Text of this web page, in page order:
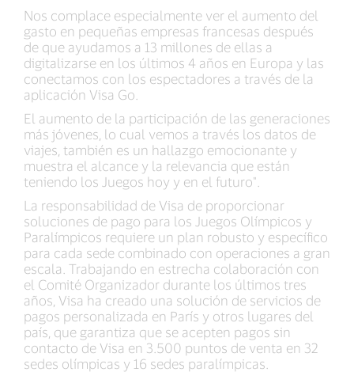
Nos complace especialmente ver el aumento del
gasto en pequeñas empresas francesas después
de que ayudamos a 13 millones de ellas a
digitalizarse en los últimos 4 años en Europa y las
conectamos con los espectadores a través de la
aplicación Visa Go.
El aumento de la participación de las generaciones
más jóvenes, lo cual vemos a través los datos de
viajes, también es un hallazgo emocionante y
muestra el alcance y la relevancia que están
teniendo los Juegos hoy y en el futuro".
La responsabilidad de Visa de proporcionar
soluciones de pago para los Juegos Olímpicos y
Paralímpicos requiere un plan robusto y específico
para cada sede combinado con operaciones a gran
escala. Trabajando en estrecha colaboración con
el Comité Organizador durante los últimos tres
años, Visa ha creado una solución de servicios de
pagos personalizada en París y otros lugares del
país, que garantiza que se acepten pagos sin
contacto de Visa en 3.500 puntos de venta en 32
sedes olímpicas y 16 sedes paralímpicas.